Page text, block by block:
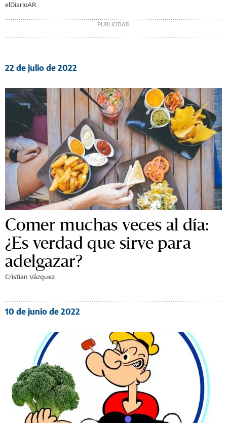
elDiarioAR
22 de julio de 2022
Comer muchas veces al día:
¿Es verdad que sirve para
adelgazar?
Cristian Vázquez
10 de junio de 2022